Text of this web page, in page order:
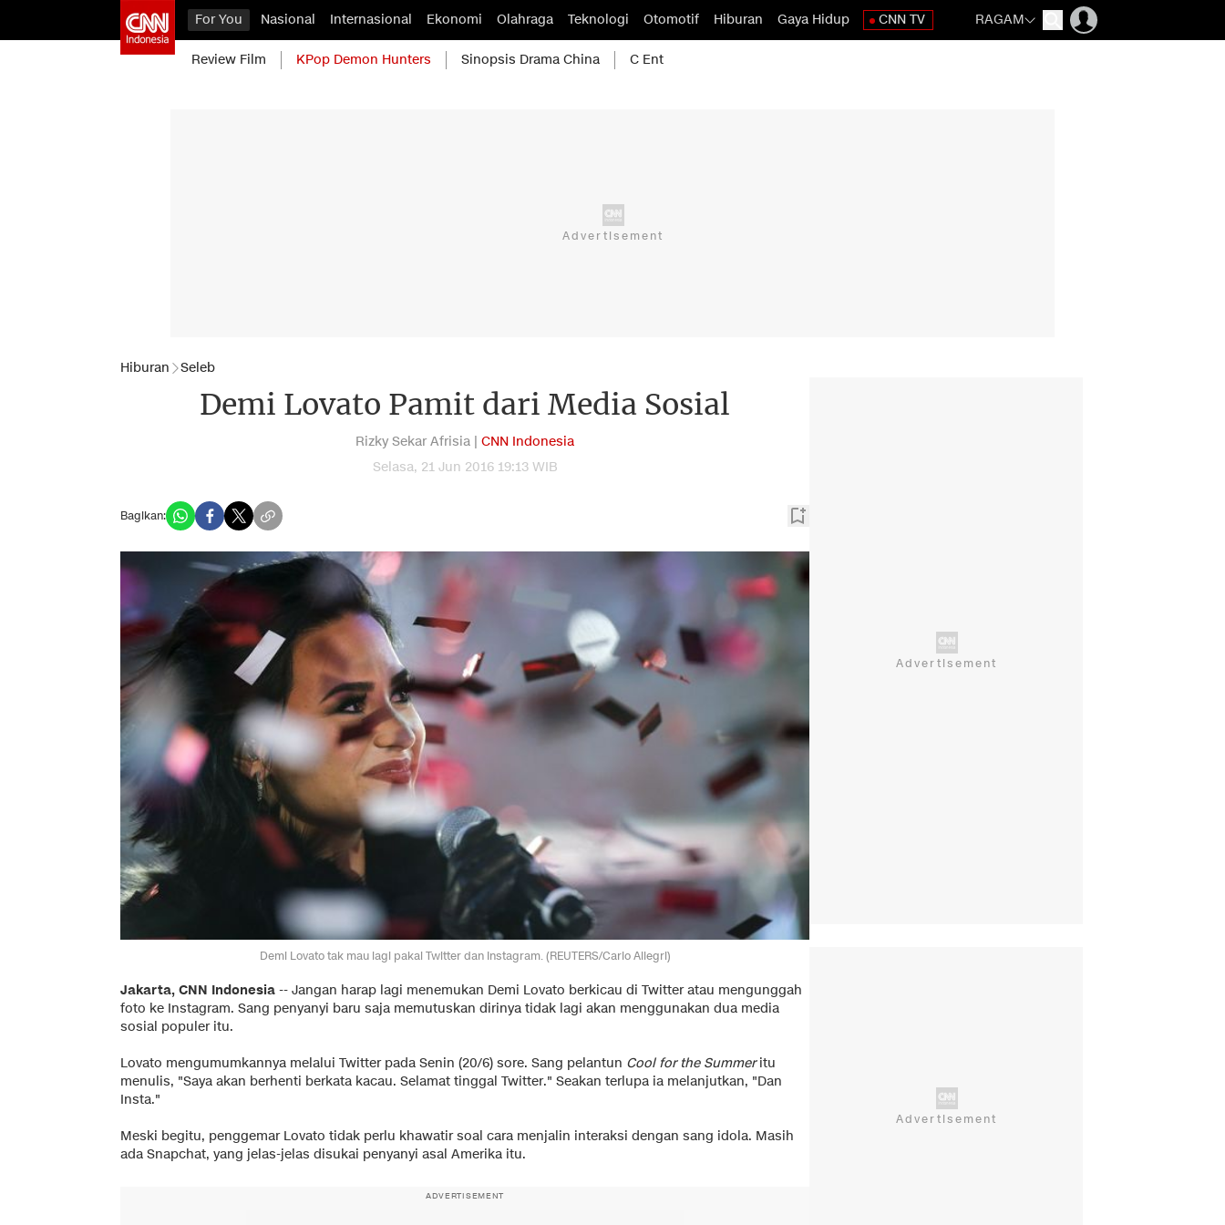
For You Nasional Internasional Ekonomi Olahraga Teknologi Otomotif Hiburan Gaya Hidup CNN TV RAGAM
Review Film KPop Demon Hunters Sinopsis Drama China C Ent
Hiburan Seleb
Demi Lovato Pamit dari Media Sosial
Rizky Sekar Afrisia | CNN Indonesia
Selasa, 21 Jun 2016 19:13 WIB
Bagikan:
Demi Lovato tak mau lagi pakai Twitter dan Instagram. (REUTERS/Carlo Allegri)
Jakarta, CNN Indonesia -- Jangan harap lagi menemukan Demi Lovato berkicau di Twitter atau mengunggah
foto ke Instagram. Sang penyanyi baru saja memutuskan dirinya tidak lagi akan menggunakan dua media
sosial populer itu.
Lovato mengumumkannya melalui Twitter pada Senin (20/6) sore. Sang pelantun Cool for the Summeritu
menulis, "Saya akan berhenti berkata kacau. Selamat tinggal Twitter." Seakan terlupa ia melanjutkan, "Dan
Insta."
Meski begitu, penggemar Lovato tidak perlu khawatir soal cara menjalin interaksi dengan sang idola. Masih
ada Snapchat, yang jelas-jelas disukai penyanyi asal Amerika itu.
ADVERTISEMENT